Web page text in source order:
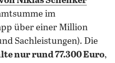
im
über einer Million
Sachleistungen). Die
nur rund 77.300 Euro,